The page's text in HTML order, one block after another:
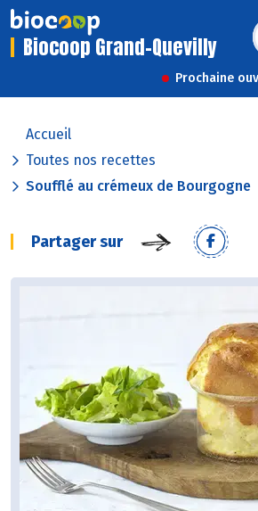
Biocoop Grand-Quevilly
Prochaine
Accueil
Toutes nos recettes
Soufflé au crémeux de Bourgogne
Partager sur